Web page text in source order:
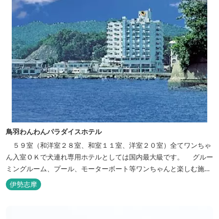
鳥羽わんわんパラダイスホテル
５９室（和洋室２８室、和室１１室、洋室２０室）全てワンちゃ
ん入室ＯＫで犬連れ専用ホテルとしては国内最大級です。 グルー
ミングルーム、プール、モーターボート等ワンちゃんと楽しむ施設
も充実しています。
伊勢志摩